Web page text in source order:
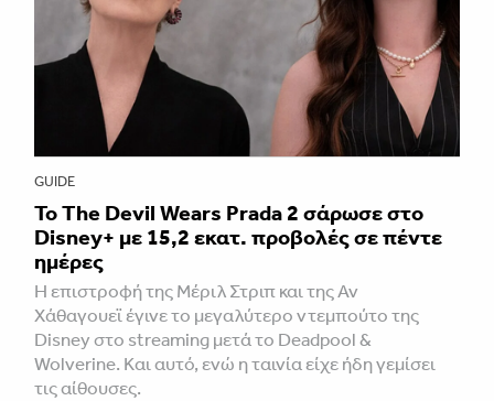
GUIDE
Το The Devil Wears Prada 2 σάρωσε στo
Disney+ με 15,2 εκατ. προβολές σε πέντε
ημέρες
Η επιστροφή της Μέριλ Στριπ και της Αν
Χάθαγουεϊ έγινε το μεγαλύτερο ντεμπούτο της
Disney στο streaming μετά το Deadpool &
Wolverine. Και αυτό, ενώ η ταινία είχε ήδη γεμίσει
τις αίθουσες.